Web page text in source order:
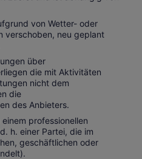
von Wetter- oder
verschoben, neu geplant
über
die mit Aktivitäten
nicht dem
die
des Anbieters.
professionellen
h. einer Partei, die im
geschäftlichen oder